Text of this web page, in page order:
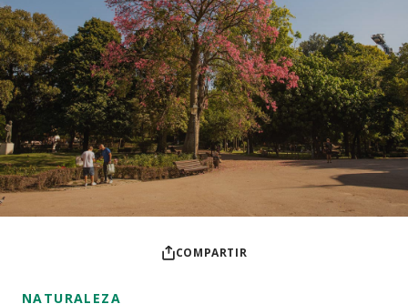
COMPARTIR
NATURALEZA